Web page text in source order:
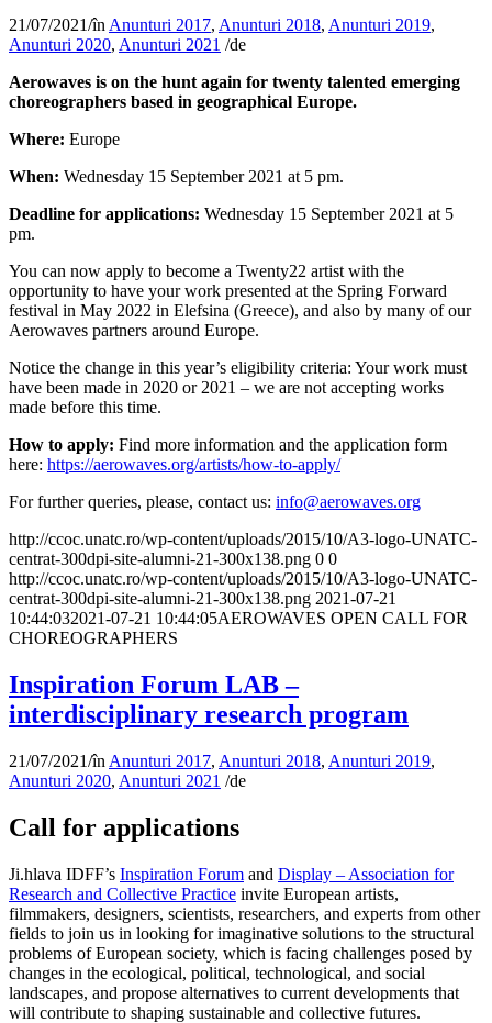
21/07/2021/în Anunturi 2017, Anunturi 2018, Anunturi 2019,
Anunturi 2020, Anunturi 2021 /de
Aerowaves is on the hunt again for twenty talented emerging
choreographers based in geographical Europe.
Where: Europe
When: Wednesday 15 September 2021 at 5 pm.
Deadline for applications: Wednesday 15 September 2021 at 5
pm.
You can now apply to become a Twenty22 artist with the
opportunity to have your work presented at the Spring Forward
festival in May 2022 in Elefsina (Greece), and also by many of our
Aerowaves partners around Europe.
Notice the change in this year’s eligibility criteria: Your work must
have been made in 2020 or 2021 – we are not accepting works
made before this time.
How to apply: Find more information and the application form
here: https://aerowaves.org/artists/how-to-apply/
For further queries, please, contact us: info@aerowaves.org
http://ccoc.unatc.ro/wp-content/uploads/2015/10/A3-logo-UNATC-
centrat-300dpi-site-alumni-21-300x138.png 0 0
http://ccoc.unatc.ro/wp-content/uploads/2015/10/A3-logo-UNATC-
centrat-300dpi-site-alumni-21-300x138.png 2021-07-21
10:44:032021-07-21 10:44:05AEROWAVES OPEN CALL FOR
CHOREOGRAPHERS
Inspiration Forum LAB –
interdisciplinary research program
21/07/2021/în Anunturi 2017, Anunturi 2018, Anunturi 2019,
Anunturi 2020, Anunturi 2021 /de
Call for applications
Ji.hlava IDFF’s Inspiration Forum and Display – Association for
Research and Collective Practice invite European artists,
filmmakers, designers, scientists, researchers, and experts from other
fields to join us in looking for imaginative solutions to the structural
problems of European society, which is facing challenges posed by
changes in the ecological, political, technological, and social
landscapes, and propose alternatives to current developments that
will contribute to shaping sustainable and collective futures.